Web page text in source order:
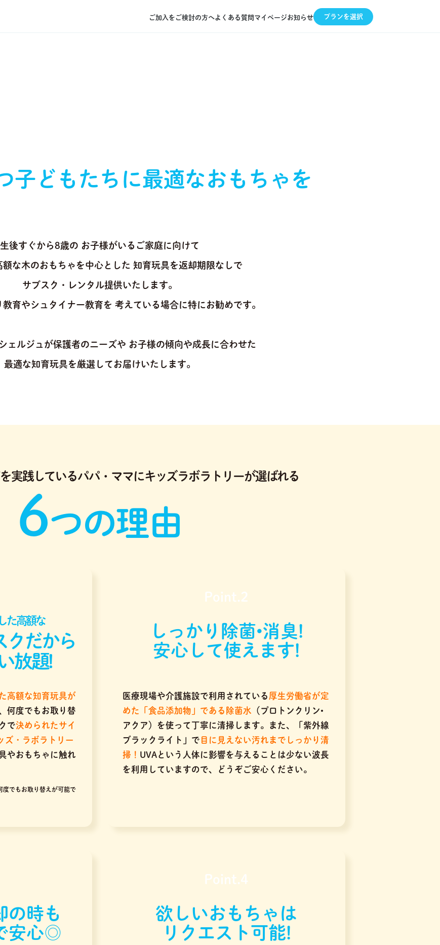
ご加入をご検討の方へよくある質問マイページお知らせ プランを選択
子どもたちに最適なおもちゃを
生後すぐから8歳の お子様がいるご家庭に向けて
額な木のおもちゃを中心とした 知育玩具を返却期限なしで
サブスク・レンタル提供いたします。
教育やシュタイナー教育を 考えている場合に特にお勧めです。
ェルジュが保護者のニーズや お子様の傾向や成長に合わせた
最適な知育玩具を厳選してお届けいたします。
実践しているパパ・ママにキッズラボラトリーが選ばれる
6つの理由
た高額な
クだから
放題!
高額な知育玩具が
何度でもお取り替
で決められたサイ
ズ・ラボラトリー
やおもちゃに触れ
でもお取り替えが可能で
Point.2
しっかり除菌•消臭!
安心して使えます!
医療現場や介護施設で利用されている 厚生労働省が定
めた「食品添加物」である除菌水 （プロトンクリン•
アクア）を使って丁寧に清掃します。また、「紫外線
ブラックライト」で 目に見えない汚れまでしっかり清
掃！ UVAという人体に影響を与えることは少ない波長
を利用していますので、どうぞご安心ください。
の時も
安心◎
Point.4
欲しいおもちゃは
リクエスト可能!